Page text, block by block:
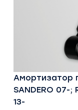
Амортизатор
SANDERO 07-;
13-